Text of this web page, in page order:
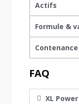
Actifs
Formule &
FAQ
XL